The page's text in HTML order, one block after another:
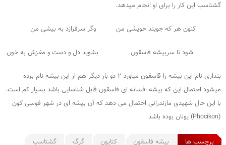
گشتاسب این کار را برای او انجام میدهد.
کنون هر که جویند خویشی من وگر سرفرازد به بیشی من
شود تا سربیشه فاسقون بشوید دل و دست و مغزش به خون
بنداری نام این بیشه را قاسقون میآورد ۲ دو بار دیگر هم از این بیشه نام برده
میشود احتمال این که بیشه افسانه ای فاسقون قابل شناسایی باشد بسیار کم است.
با این حال شهیدی مازندرانی احتمال می دهد که آن بیشه ای در شهر فوسی کون
(Phocikon) یونان بوده باشد
برچسب ها بیشه فاسقون کتایون گرگ گشتاسب